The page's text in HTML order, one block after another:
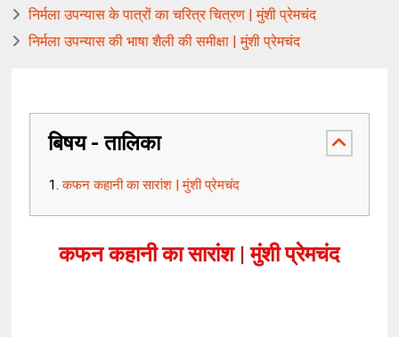
निर्मला उपन्यास के पात्रों का चरित्र चित्रण | मुंशी प्रेमचंद
निर्मला उपन्यास की भाषा शैली की समीक्षा | मुंशी प्रेमचंद
बिषय - तालिका
कफन कहानी का सारांश | मुंशी प्रेमचंद
कफन कहानी का सारांश | मुंशी प्रेमचंद